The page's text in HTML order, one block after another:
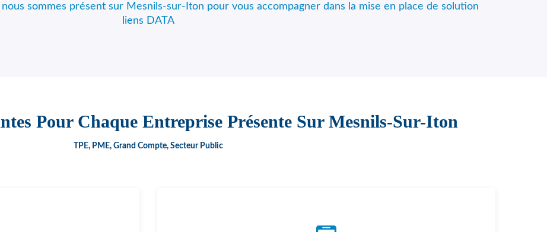
sommes présent sur Mesnils-sur-Iton pour vous accompagner dans la mise en place de solution
liens DATA
Pour Chaque Entreprise Présente Sur Mesnils-Sur-Iton
TPE, PME, Grand Compte, Secteur Public